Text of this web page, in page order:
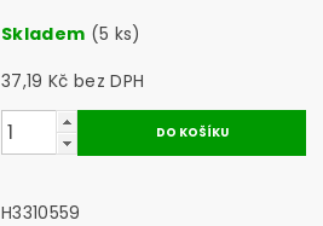
Skladem (5 ks)
37,19 Kč bez DPH
H3310559